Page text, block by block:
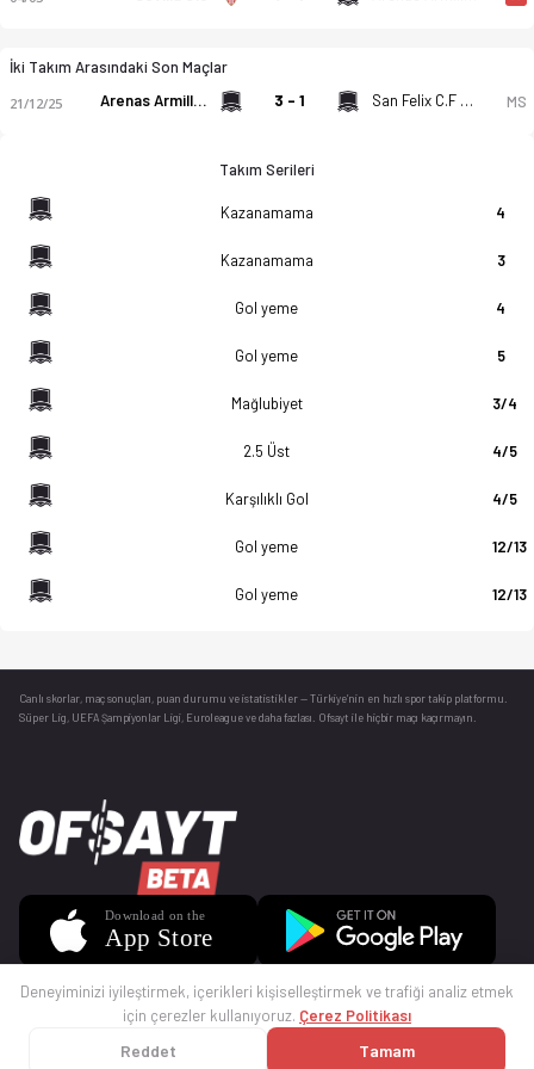
İki Takım Arasındaki Son Maçlar
21/12/25 Arenas Armilla CD U19 3 - 1 San Felix C.F U19 MS
Takım Serileri
Kazanamama 4
Kazanamama 3
Gol yeme 4
Gol yeme 5
Mağlubiyet 3/4
2.5 Üst 4/5
Karşılıklı Gol 4/5
Gol yeme 12/13
Gol yeme 12/13
Canlı skorlar , maç sonuçları, puan durumu ve istatistikler — Türkiye’nin en hızlı spor takip platformu.
Süper Lig, UEFA Şampiyonlar Ligi, Euroleague ve daha fazlası. Ofsayt ile hiçbir maçı kaçırmayın.
© 2025 Ofsayt
Deneyiminizi iyileştirmek, içerikleri kişiselleştirmek ve trafiği analiz etmek
için çerezler kullanıyoruz. Çerez Politikası
Reddet Tamam